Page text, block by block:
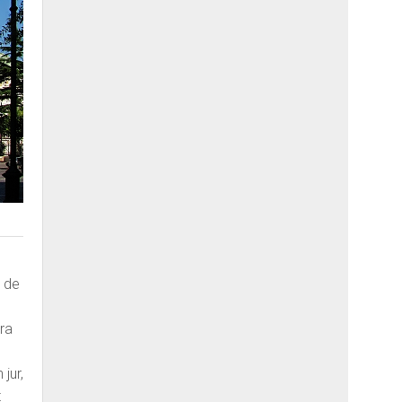
jur,